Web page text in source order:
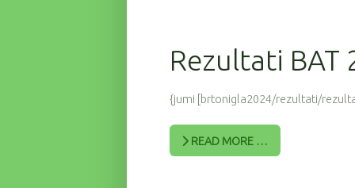
Rezultati BAT
{jumi [brtonigla2024/rezultati/
READ MORE …